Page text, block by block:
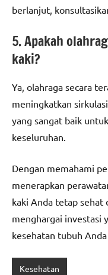
berlanjut,
5. Apakah
kaki?
Ya, olahraga secara
meningkatkan
yang sangat baik
keseluruhan.
Dengan memahami
menerapkan
kaki Anda tetap sehat
menghargai investasi
kesehatan tubuh
Kesehatan